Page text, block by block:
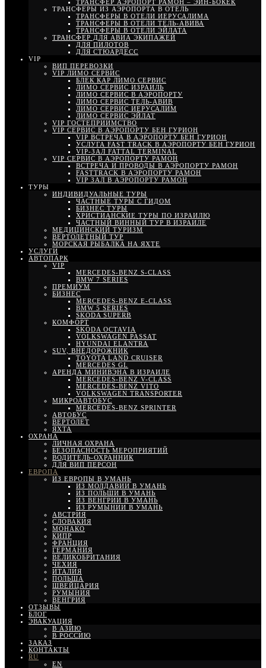
ТРАНСФЕР АЭРОПОРТ РАМОН – ЭЙН-БОКЕК
ТРАНСФЕРЫ ИЗ АЭРОПОРТА В ОТЕЛЬ
ТРАНСФЕРЫ В ОТЕЛИ ИЕРУСАЛИМА
ТРАНСФЕРЫ В ОТЕЛИ ТЕЛЬ-АВИВА
ТРАНСФЕРЫ В ОТЕЛИ ЭЙЛАТА
ТРАНСФЕР ДЛЯ АВИА ЭКИПАЖЕЙ
ДЛЯ ПИЛОТОВ
ДЛЯ СТЮАРДЕСС
VIP
ВИП ПЕРЕВОЗКИ
VIP ЛИМО СЕРВИС
БЛЕК КАР ЛИМО СЕРВИС
ЛИМО СЕРВИС ИЗРАИЛЬ
ЛИМО СЕРВИС В АЭРОПОРТУ
ЛИМО СЕРВИС ТЕЛЬ-АВИВ
ЛИМО СЕРВИС ИЕРУСАЛИМ
ЛИМО СЕРВИС ЭЙЛАТ
VIP ГОСТЕПРИИМСТВО
VIP СЕРВИС В АЭРОПОРТУ БЕН ГУРИОН
VIP ВСТРЕЧА В АЭРОПОРТУ БЕН ГУРИОН
УСЛУГА FAST TRACK В АЭРОПОРТУ БЕН ГУРИОН
VIP-ЗАЛ FATTAL TERMINAL
VIP СЕРВИС В АЭРОПОРТУ РАМОН
ВСТРЕЧА И ПРОВОДЫ В АЭРОПОРТУ РАМОН
FASTTRACK В АЭРОПОРТУ РАМОН
VIP ЗАЛ В АЭРОПОРТУ РАМОН
ТУРЫ
ИНДИВИДУАЛЬНЫЕ ТУРЫ
ЧАСТНЫЕ ТУРЫ С ГИДОМ
БИЗНЕС ТУРЫ
ХРИСТИАНСКИЕ ТУРЫ ПО ИЗРАИЛЮ
ЧАСТНЫЙ ВИННЫЙ ТУР В ИЗРАИЛЕ
МЕДИЦИНСКИЙ ТУРИЗМ
ВЕРТОЛЕТНЫЙ ТУР
МОРСКАЯ РЫБАЛКА НА ЯХТЕ
УСЛУГИ
АВТОПАРК
VIP
MERCEDES-BENZ S-CLASS
BMW 7 SERIES
ПРЕМИУМ
БИЗНЕС
MERCEDES-BENZ E-CLASS
BMW 5 SERIES
SKODA SUPERB
КОМФОРТ
SKODA OCTAVIA
VOLKSWAGEN PASSAT
HYUNDAI ELANTRA
SUV, ВНЕДОРОЖНИК
TOYOTA LAND CRUISER
MERCEDES GL
АРЕНДА МИНИВЭНА В ИЗРАИЛЕ
MERCEDES-BENZ V-CLASS
MERCEDES-BENZ VITO
VOLKSWAGEN TRANSPORTER
МИКРОАВТОБУС
MERCEDES-BENZ SPRINTER
АВТОБУС
ВЕРТОЛЕТ
ЯХТА
ОХРАНА
ЛИЧНАЯ ОХРАНА
БЕЗОПАСНОСТЬ МЕРОПРИЯТИЙ
ВОДИТЕЛЬ-ОХРАННИК
ДЛЯ ВИП ПЕРСОН
ЕВРОПА
ИЗ ЕВРОПЫ В УМАНЬ
ИЗ МОЛДАВИИ В УМАНЬ
ИЗ ПОЛЬШИ В УМАНЬ
ИЗ ВЕНГРИИ В УМАНЬ
ИЗ РУМЫНИИ В УМАНЬ
АВСТРИЯ
СЛОВАКИЯ
МОНАКО
КИПР
ФРАНЦИЯ
ГЕРМАНИЯ
ВЕЛИКОБРИТАНИЯ
ЧЕХИЯ
ИТАЛИЯ
ПОЛЬША
ШВЕЙЦАРИЯ
РУМЫНИЯ
ВЕНГРИЯ
ОТЗЫВЫ
БЛОГ
ЭВАКУАЦИЯ
В АЗИЮ
В РОССИЮ
ЗАКАЗ
КОНТАКТЫ
RU
EN